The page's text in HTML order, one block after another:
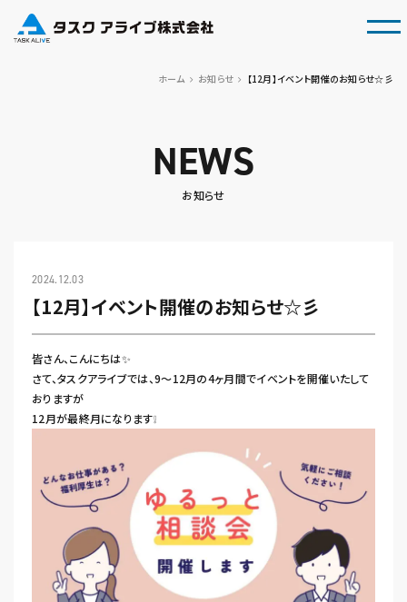
ホーム お知らせ 【12月】イベント開催のお知らせ☆彡
NEWS
お知らせ
2024.12.03
【12月】イベント開催のお知らせ☆彡
皆さん、こんにちは✨
さて、タスクアライブでは、9～12月の4ヶ月間でイベントを開催いたして
おりますが
12月が最終月になります❕